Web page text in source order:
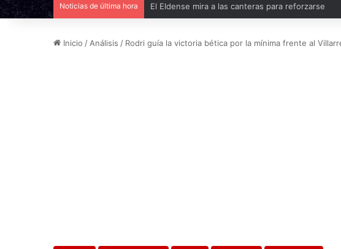
Noticias de última hora Yan Diomande, nuevo fichaje del Real Madrid
Inicio / Análisis / Rodri guía la victoria bética por la mínima frente al